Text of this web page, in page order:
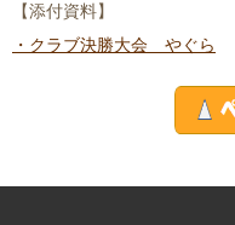
【添付資料】
・クラブ決勝大会 やぐら